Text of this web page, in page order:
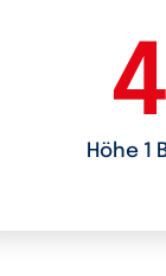
4
Höhe 1